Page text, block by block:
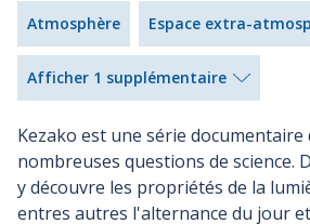
Atmosphère Espace extra-
Afficher 1 supplémentaire
Kezako est une série documentaire
nombreuses questions de science.
y découvre les propriétés de la
entres autres l'alternance du jour